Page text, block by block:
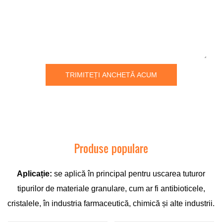
TRIMITEȚI ANCHETĂ ACUM
Produse populare
Aplicație: se aplică în principal pentru uscarea tuturor
tipurilor de materiale granulare, cum ar fi antibioticele,
cristalele, în industria farmaceutică, chimică și alte industrii.